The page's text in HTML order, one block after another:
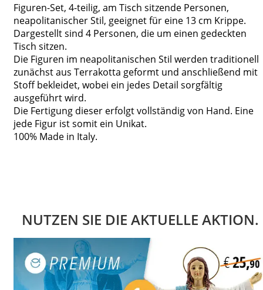
Figuren-Set, 4-teilig, am Tisch sitzende Personen,
neapolitanischer Stil, geeignet für eine 13 cm Krippe.
Dargestellt sind 4 Personen, die um einen gedeckten
Tisch sitzen.
Die Figuren im neapolitanischen Stil werden traditionell
zunächst aus Terrakotta geformt und anschließend mit
Stoff bekleidet, wobei ein jedes Detail sorgfältig
ausgeführt wird.
Die Fertigung dieser erfolgt vollständig von Hand. Eine
jede Figur ist somit ein Unikat.
100% Made in Italy.
NUTZEN SIE DIE AKTUELLE AKTION.